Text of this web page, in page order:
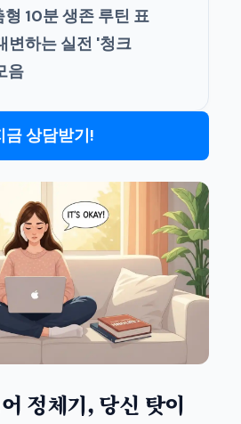
10분 생존 루틴 표
변하는 실전 '청크
음
금 상담받기!
정체기, 당신 탓이